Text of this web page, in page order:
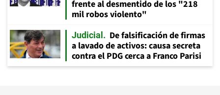
frente al desmentido de los "218
mil robos violento"
Judicial
De falsificación de firmas
a lavado de activos: causa secreta
contra el PDG cerca a Franco Parisi